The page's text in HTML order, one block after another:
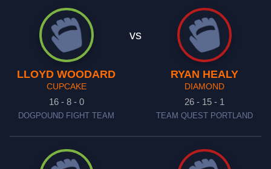
LLOYD WOODARD
CUPCAKE
16 - 8 - 0
DOGPOUND FIGHT TEAM
vs
RYAN HEALY
DIAMOND
26 - 15 - 1
TEAM QUEST PORTLAND